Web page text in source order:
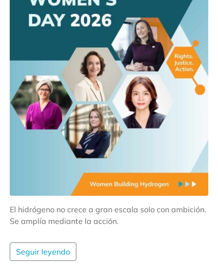
El hidrógeno no crece a gran escala solo con ambición.
Se amplía mediante la acción.
Seguir leyendo